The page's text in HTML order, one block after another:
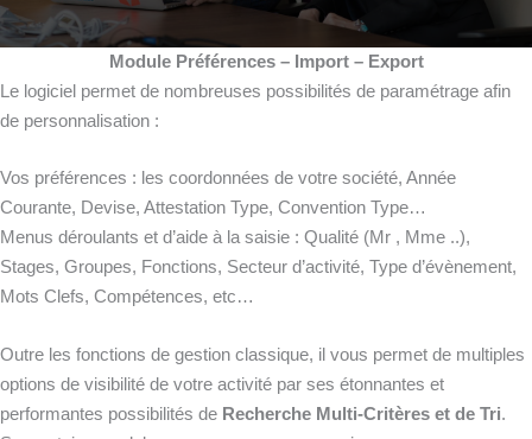
Module Préférences – Import – Export
Le logiciel permet de nombreuses possibilités de paramétrage afin
de personnalisation :
Vos préférences : les coordonnées de votre société, Année
Courante, Devise, Attestation Type, Convention Type…
Menus déroulants et d’aide à la saisie : Qualité (Mr , Mme ..),
Stages, Groupes, Fonctions, Secteur d’activité, Type d’évènement,
Mots Clefs, Compétences, etc…
Outre les fonctions de gestion classique, il vous permet de multiples
options de visibilité de votre activité par ses étonnantes et
performantes possibilités de Recherche Multi-Critères et de Tri.